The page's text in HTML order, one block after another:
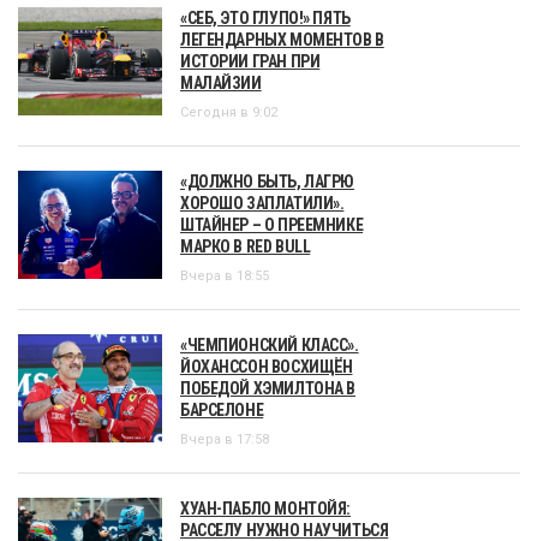
«СЕБ, ЭТО ГЛУПО!» ПЯТЬ
ЛЕГЕНДАРНЫХ МОМЕНТОВ В
ИСТОРИИ ГРАН ПРИ
МАЛАЙЗИИ
Сегодня в 9:02
«ДОЛЖНО БЫТЬ, ЛАГРЮ
ХОРОШО ЗАПЛАТИЛИ».
ШТАЙНЕР – О ПРЕЕМНИКЕ
МАРКО В RED BULL
Вчера в 18:55
«ЧЕМПИОНСКИЙ КЛАСС».
ЙОХАНССОН ВОСХИЩЁН
ПОБЕДОЙ ХЭМИЛТОНА В
БАРСЕЛОНЕ
Вчера в 17:58
ХУАН-ПАБЛО МОНТОЙЯ:
РАССЕЛУ НУЖНО НАУЧИТЬСЯ